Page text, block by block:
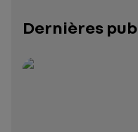
Dernières
Rapport intégré 2025 –
Présentation